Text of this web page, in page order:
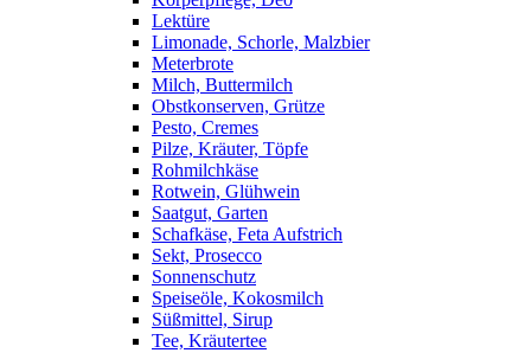
Lektüre
Limonade, Schorle, Malzbier
Meterbrote
Milch, Buttermilch
Obstkonserven, Grütze
Pesto, Cremes
Pilze, Kräuter, Töpfe
Rohmilchkäse
Rotwein, Glühwein
Saatgut, Garten
Schafkäse, Feta Aufstrich
Sekt, Prosecco
Sonnenschutz
Speiseöle, Kokosmilch
Süßmittel, Sirup
Tee, Kräutertee